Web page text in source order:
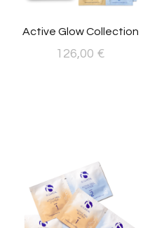
Active Glow Collection
126,00 €